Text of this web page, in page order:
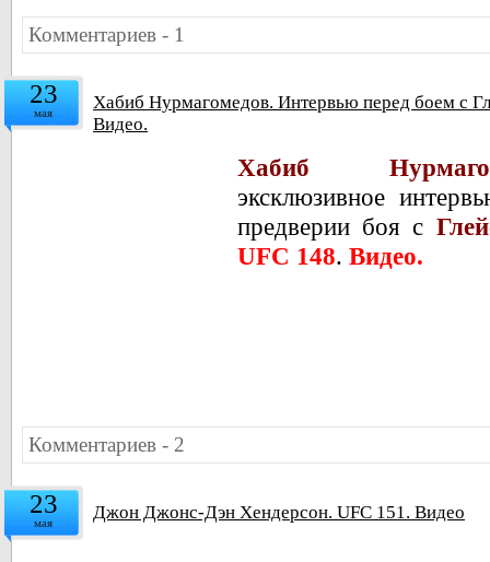
Комментариев - 1
23
мая
Хабиб Нурмагомедов. Интервью перед боем с
Видео.
Хабиб
эксклюзивное
предверии боя с
UFC 148. Видео.
Комментариев - 2
23
мая Джон Джонс-Дэн Хендерсон. UFC 151. Видео